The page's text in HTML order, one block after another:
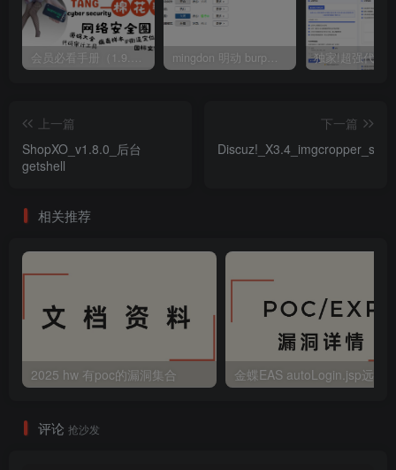
会员必看手册（1.9.0版本 26.4.5更新） mingdon 明动 burp插件0.2.6版本 本地时间校验去除版
上一篇
ShopXO_v1.8.0_后台
getshell
下一篇
Discuz!_X3.4_imgcropper_ssrf
相关推荐
2025 hw 有poc的漏洞集合
评论 抢沙发